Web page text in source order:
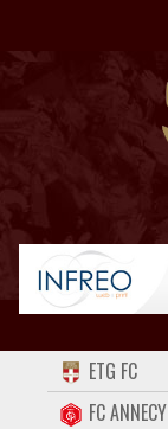
ACCUEIL
FORUM
ETG FC
FC ANNECY